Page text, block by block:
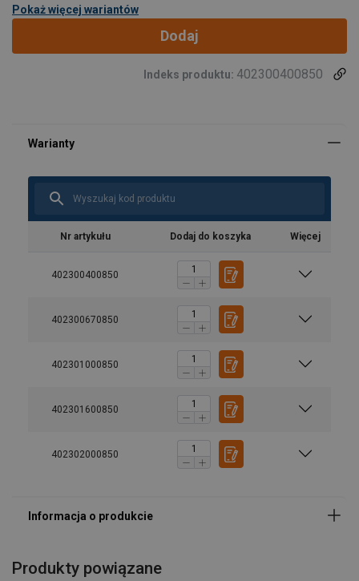
Pokaż więcej wariantów
Dodaj
Indeks produktu: 402300400850
Nr artykułu Dodaj do koszyka Więcej
402300400850
402300670850
402301000850
402301600850
402302000850
Współczynnik bezpieczeństwa:
Produkty powiązane